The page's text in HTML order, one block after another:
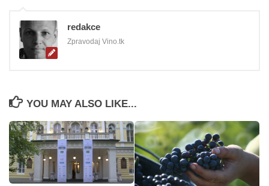
redakce
Zpravodaj Vino.tk
YOU MAY ALSO LIKE...